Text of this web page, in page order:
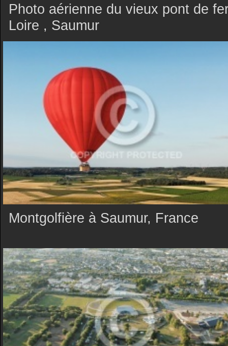
Photo aérienne du vieux pont de
Loire , Saumur
Montgolfière à Saumur, France